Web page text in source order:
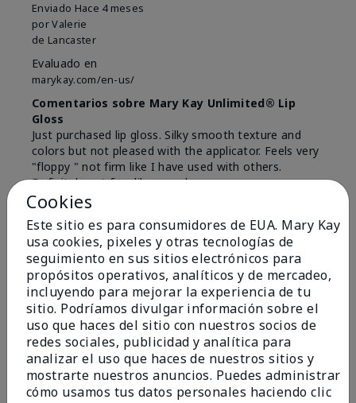
Enviado Hace 4 meses
porValerie
de Lancaster
Evaluado en
marykay.com/en-us/
Comentarios sobre Mary Kay Unlimited® Lip
Gloss
Just purchased lip gloss. Silky smooth texture and
colors but not pleased with the applicator. Feels very
"floppy " not firm like I have used with others.
Definitely not firm like samples were.
Mostrar Traducción
ConclusiónSí, recomendaría a un amigo
¿Le ha resultado útil esta
opinión?
8 1
Marcar esta opinión
Cookies
Este sitio es para consumidores de EUA. Mary Kay
usa cookies, pixeles y otras tecnologías de
seguimiento en sus sitios electrónicos para
propósitos operativos, analíticos y de mercadeo,
incluyendo para mejorar la experiencia de tu
sitio. Podríamos divulgar información sobre el
uso que haces del sitio con nuestros socios de
redes sociales, publicidad y analítica para
analizar el uso que haces de nuestros sitios y
mostrarte nuestros anuncios. Puedes administrar
cómo usamos tus datos personales haciendo clic